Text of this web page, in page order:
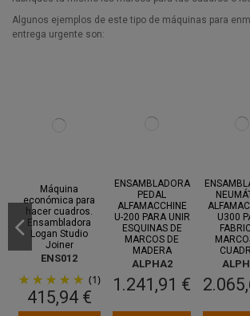
Algunos ejemplos de este tipo de máquinas para
entrega urgente son:
Máquina
económica para
hacer cuadros.
Ensambladora
Logan Studio
Joiner
ENS012
(1)
415,94 €
ENSAMBLADORA
PEDAL
ALFAMACCHINE
U-200 PARA UNIR
ESQUINAS DE
MARCOS DE
MADERA
ALPHA2
1.241,91 €
U300